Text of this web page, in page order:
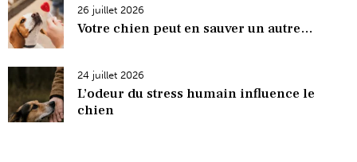
26 juillet 2026
Votre chien peut en sauver un autre…
24 juillet 2026
L’odeur du stress humain influence le
chien